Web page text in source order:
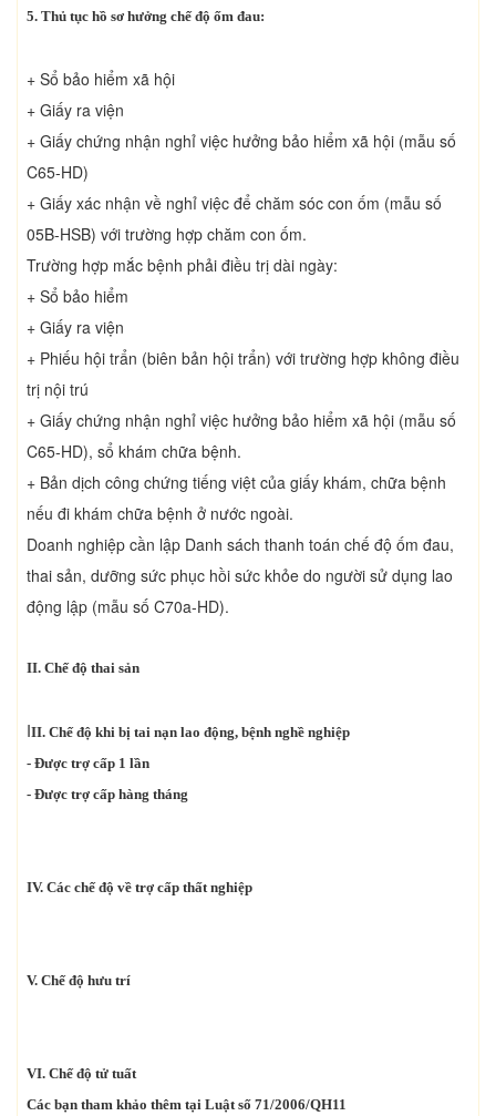
5. Thủ tục hồ sơ hưởng chế độ ốm đau:
+ Sổ bảo hiểm xã hội
+ Giấy ra viện
+ Giấy chứng nhận nghỉ việc hưởng bảo hiểm xã hội (mẫu số
C65-HD)
+ Giấy xác nhận về nghỉ việc để chăm sóc con ốm (mẫu số
05B-HSB) với trường hợp chăm con ốm.
Trường hợp mắc bệnh phải điều trị dài ngày:
+ Sổ bảo hiểm
+ Giấy ra viện
+ Phiếu hội trẩn (biên bản hội trẩn) với trường hợp không điều
trị nội trú
+ Giấy chứng nhận nghỉ việc hưởng bảo hiểm xã hội (mẫu số
C65-HD), sổ khám chữa bệnh.
+ Bản dịch công chứng tiếng việt của giấy khám, chữa bệnh
nếu đi khám chữa bệnh ở nước ngoài.
Doanh nghiệp cần lập Danh sách thanh toán chế độ ốm đau,
thai sản, dưỡng sức phục hồi sức khỏe do người sử dụng lao
động lập (mẫu số C70a-HD).
II. Chế độ thai sản
III. Chế độ khi bị tai nạn lao động, bệnh nghề nghiệp
- Được trợ cấp 1 lần
- Được trợ cấp hàng tháng
IV. Các chế độ về trợ cấp thất nghiệp
V. Chế độ hưu trí
VI. Chế độ tử tuất
Các bạn tham khảo thêm tại Luật số 71/2006/QH11